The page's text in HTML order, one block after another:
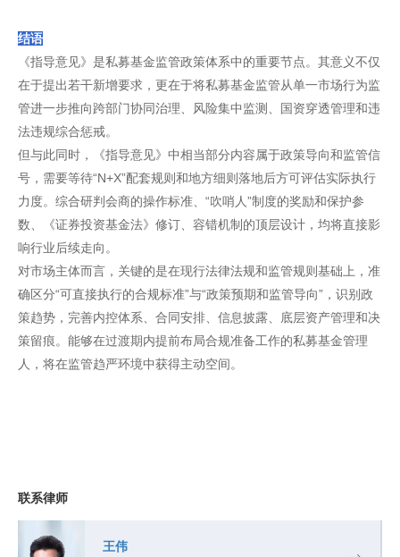
结语
《指导意见》是私募基金监管政策体系中的重要节点。其意义不仅
在于提出若干新增要求，更在于将私募基金监管从单一市场行为监
管进一步推向跨部门协同治理、风险集中监测、国资穿透管理和违
法违规综合惩戒。
但与此同时，《指导意见》中相当部分内容属于政策导向和监管信
号，需要等待“N+X”配套规则和地方细则落地后方可评估实际执行
力度。综合研判会商的操作标准、“吹哨人”制度的奖励和保护参
数、《证券投资基金法》修订、容错机制的顶层设计，均将直接影
响行业后续走向。
对市场主体而言，关键的是在现行法律法规和监管规则基础上，准
确区分“可直接执行的合规标准”与“政策预期和监管导向”，识别政
策趋势，完善内控体系、合同安排、信息披露、底层资产管理和决
策留痕。能够在过渡期内提前布局合规准备工作的私募基金管理
人，将在监管趋严环境中获得主动空间。
联系律师
王伟